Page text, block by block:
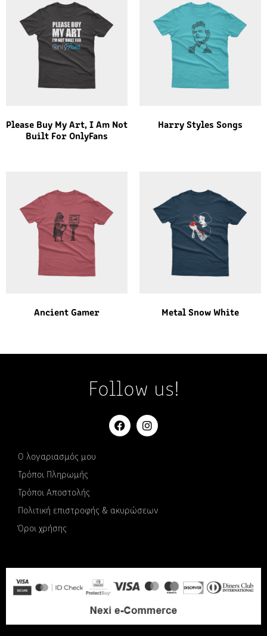
Please Buy My Art, I Am Not
Built For OnlyFans
Harry Styles Songs
Ancient Gamer Metal Snow White
Follow us!
Ο λογαριασμός μου
Τρόποι Πληρωμής
Τρόποι Αποστολής
Πολιτική επιστροφής & ακυρώσεων
Όροι χρήσης